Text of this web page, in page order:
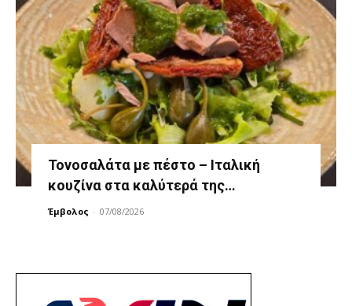
Τονοσαλάτα με πέστο – Ιταλική
κουζίνα στα καλύτερά της…
Έμβολος - 07/08/2026